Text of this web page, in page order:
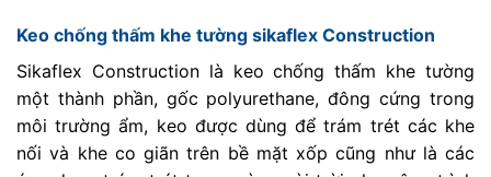
Keo chống thấm khe tường sikaflex Construction
Sikaflex Construction là keo chống thấm khe tường
một thành phần, gốc polyurethane, đông cứng trong
môi trường ẩm, keo được dùng để trám trét các khe
nối và khe co giãn trên bề mặt xốp cũng như là các